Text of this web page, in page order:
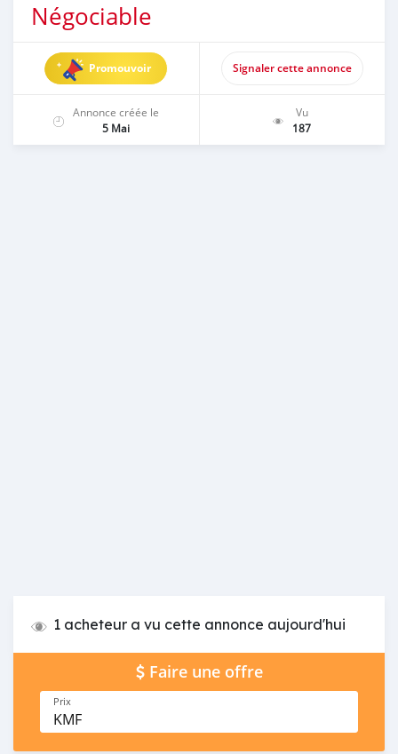
Négociable
Promouvoir Signaler cette annonce
Annonce créée le
5 Mai
Vu
187
1 acheteur a vu cette annonce aujourd'hui
Faire une offre
Prix
KMF